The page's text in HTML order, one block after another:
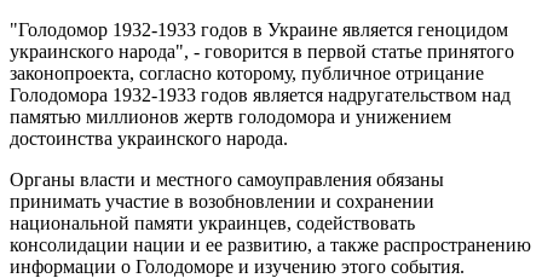
"Голодомор 1932-1933 годов в Украине является геноцидом
украинского народа", - говорится в первой статье принятого
законопроекта, согласно которому, публичное отрицание
Голодомора 1932-1933 годов является надругательством над
памятью миллионов жертв голодомора и унижением
достоинства украинского народа.
Органы власти и местного самоуправления обязаны
принимать участие в возобновлении и сохранении
национальной памяти украинцев, содействовать
консолидации нации и ее развитию, а также распространению
информации о Голодоморе и изучению этого события.